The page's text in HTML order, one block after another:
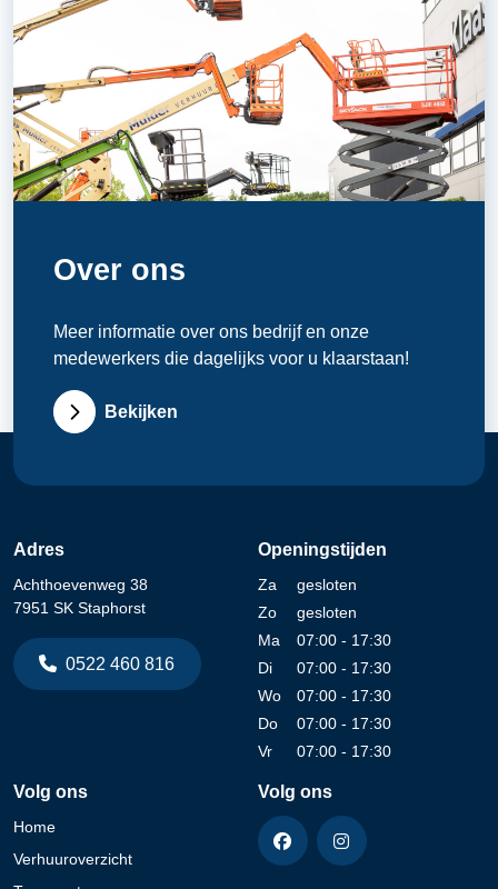
Over ons
Meer informatie over ons bedrijf en onze
medewerkers die dagelijks voor u klaarstaan!
Bekijken
Adres
Achthoevenweg 38
7951 SK Staphorst
0522 460 816
Openingstijden
Za
gesloten
Zo
gesloten
Ma
07:00 - 17:30
Di
07:00 - 17:30
Wo
07:00 - 17:30
Do
07:00 - 17:30
Vr
07:00 - 17:30
Volg ons
Home
Verhuuroverzicht
Volg ons